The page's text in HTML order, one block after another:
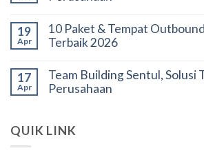
19
Apr
10 Paket & Tempat
Terbaik 2026
17
Apr
Team Building Sentul, Solusi
Perusahaan
QUIK LINK